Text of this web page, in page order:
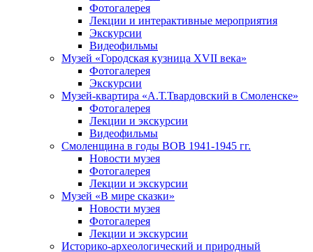
Фотогалерея
Лекции и интерактивные мероприятия
Экскурсии
Видеофильмы
Музей «Городская кузница XVII века»
Фотогалерея
Экскурсии
Музей-квартира «А.Т.Твардовский в Смоленске»
Фотогалерея
Лекции и экскурсии
Видеофильмы
Смоленщина в годы ВОВ 1941-1945 гг.
Новости музея
Фотогалерея
Лекции и экскурсии
Музей «В мире сказки»
Новости музея
Фотогалерея
Лекции и экскурсии
Историко-археологический и природный